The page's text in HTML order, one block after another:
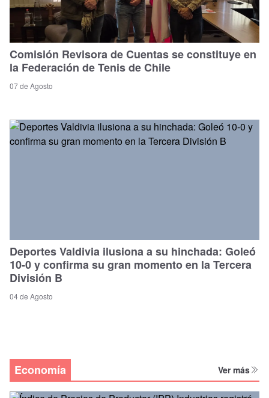
Comisión Revisora de Cuentas se constituye en
la Federación de Tenis de Chile
07 de Agosto
Deportes Valdivia ilusiona a su hinchada: Goleó
10-0 y confirma su gran momento en la Tercera
División B
04 de Agosto
Economía Ver más